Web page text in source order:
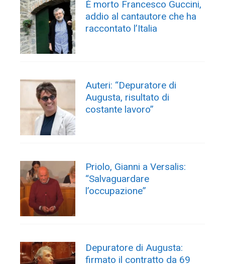
È morto Francesco Guccini,
addio al cantautore che ha
raccontato l’Italia
Auteri: “Depuratore di
Augusta, risultato di
costante lavoro”
Priolo, Gianni a Versalis:
“Salvaguardare
l’occupazione”
Depuratore di Augusta:
firmato il contratto da 69